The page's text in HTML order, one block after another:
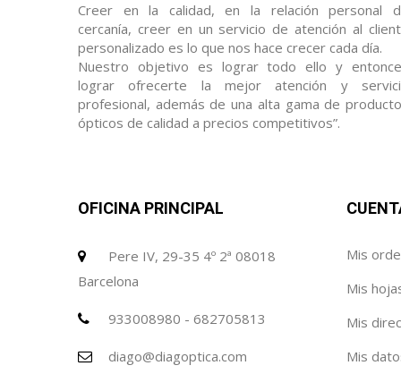
Creer en la calidad, en la relación personal
cercanía, creer en un servicio de atención al
personalizado es lo que nos hace crecer cada día.
Nuestro objetivo es lograr todo ello y
lograr ofrecerte la mejor atención y
profesional, además de una alta gama de
ópticos de calidad a precios competitivos”.
OFICINA PRINCIPAL
Pere IV, 29-35 4º 2ª 08018
Barcelona
933008980 - 682705813
diago@diagoptica.com
Mis
Mis
Mis
Mis